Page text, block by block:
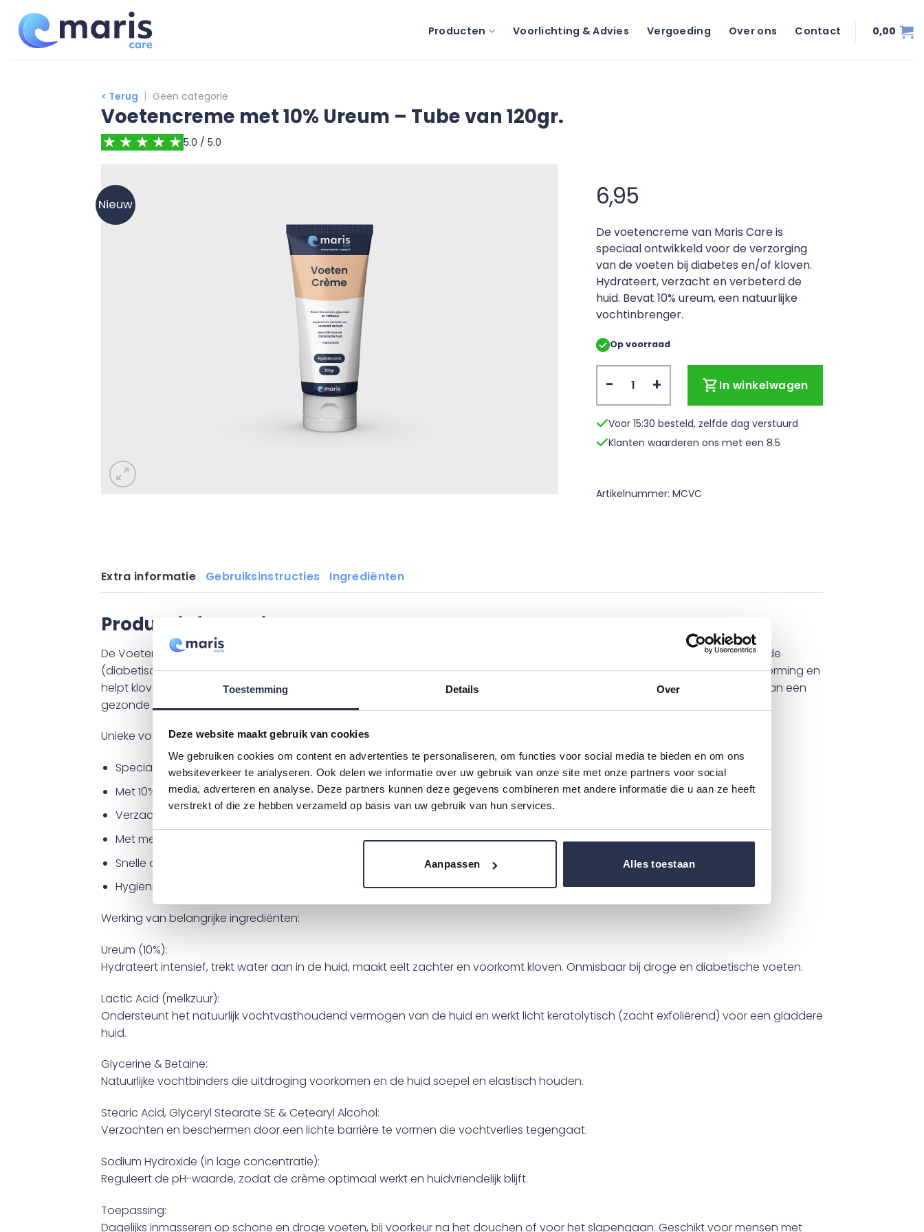
Toestemming Details Over
Deze website maakt gebruik van cookies
We gebruiken cookies om content en advertenties te personaliseren, om functies voor social media te bieden en om ons
websiteverkeer te analyseren. Ook delen we informatie over uw gebruik van onze site met onze partners voor social
media, adverteren en analyse. Deze partners kunnen deze gegevens combineren met andere informatie die u aan ze heeft
verstrekt of die ze hebben verzameld op basis van uw gebruik van hun services.
Aanpassen Alles toestaan
naar
inhoud
Producten Voorlichting & Advies Vergoeding Over ons Contact 0,00
< Terug | Geen categorie
Voetencreme met 10% Ureum – Tube van 120gr.
5.0 / 5.0
Nieuw 6,95
De voetencreme van Maris Care is
speciaal ontwikkeld voor de verzorging
van de voeten bij diabetes en/of kloven.
Hydrateert, verzacht en verbeterd de
huid. Bevat 10% ureum, een natuurlijke
vochtinbrenger.
Op voorraad
In winkelwagen
Voor 15:30 besteld, zelfde dag verstuurd
Klanten waarderen ons met een 8.5
Artikelnummer:MCVC
Extra informatie Gebruiksinstructies Ingrediënten
Product informatie
De Voetencreme van Maris Care is een intensief verzorgende voetencrème speciaal ontwikkeld voor de kwetsbare huid van de
(diabetische) voet. De combinatie van 10% ureum en hydraterende werkstoffen maakt de huid weer soepel, vermindert eeltvorming en
helpt kloven voorkomen. De lichte formule trekt snel in, zonder een vettig laagje achter te laten, en ondersteunt het behoud van een
gezonde huidbarrière.
Unieke voordelen (USP’s):
Speciaal geschikt voor de diabetische voet – voorkomt uitdroging en ondersteunt het behoud van een intacte huid.
Met 10% ureum – optimale hydratatie, vermindert eelt en maakt de huid weer zacht en soepel.
Verzacht en herstelt – helpt kloven en scheurtjes voorkomen.
Met melkzuur en glycerine – versterkt de vochtbalans en ondersteunt een gezonde huidbarrière.
Snelle opname – niet vet, prettig in gebruik, ook voor dagelijks gebruik.
Hygiënische tube (120 g) – eenvoudig in gebruik en goed doseerbaar.
Werking van belangrijke ingrediënten:
Ureum (10%):
Hydrateert intensief, trekt water aan in de huid, maakt eelt zachter en voorkomt kloven. Onmisbaar bij droge en diabetische voeten.
Lactic Acid (melkzuur):
Ondersteunt het natuurlijk vochtvasthoudend vermogen van de huid en werkt licht keratolytisch (zacht exfoliërend) voor een gladdere
huid.
Glycerine & Betaine:
Natuurlijke vochtbinders die uitdroging voorkomen en de huid soepel en elastisch houden.
Stearic Acid, Glyceryl Stearate SE & Cetearyl Alcohol:
Verzachten en beschermen door een lichte barrière te vormen die vochtverlies tegengaat.
Sodium Hydroxide (in lage concentratie):
Reguleert de pH-waarde, zodat de crème optimaal werkt en huidvriendelijk blijft.
Toepassing:
Dagelijks inmasseren op schone en droge voeten, bij voorkeur na het douchen of voor het slapengaan. Geschikt voor mensen met